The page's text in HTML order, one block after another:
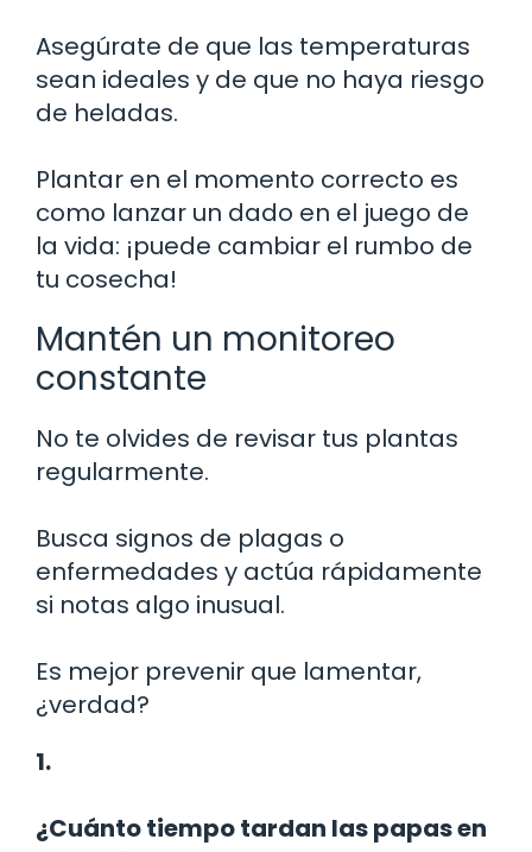
Asegúrate de que las temperaturas
sean ideales y de que no haya riesgo
de heladas.
Plantar en el momento correcto es
como lanzar un dado en el juego de
la vida: ¡puede cambiar el rumbo de
tu cosecha!
Mantén un monitoreo
constante
No te olvides de revisar tus plantas
regularmente.
Busca signos de plagas o
enfermedades y actúa rápidamente
si notas algo inusual.
Es mejor prevenir que lamentar,
¿verdad?
1.
¿Cuánto tiempo tardan las papas en